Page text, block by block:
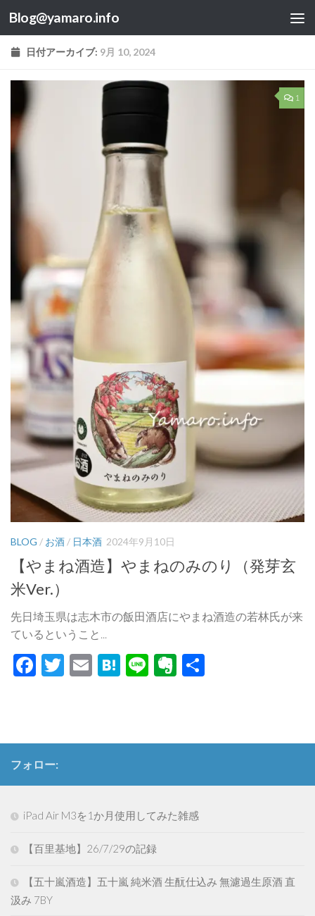
コンテンツへスキップ
Blog@yamaro.info
日付アーカイブ: 9月 10, 2024
1
BLOG / お酒/ 日本酒 2024年9月10日
【やまね酒造】やまねのみのり（発芽玄
米Ver.）
先日埼玉県は志木市の飯田酒店にやまね酒造の若林氏が来
ているということ...
Facebook
Twitter
EmailHatena
LineEvernote
フォロー:
iPad Air M3を1か月使用してみた雑感
【百里基地】26/7/29の記録
【五十嵐酒造】五十嵐 純米酒 生酛仕込み 無濾過生原酒 直
汲み 7BY